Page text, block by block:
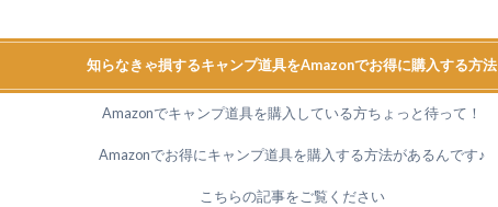
知らなきゃ損するキャンプ道具をAmazonでお得に購入する方法
Amazonでキャンプ道具を購入している方ちょっと待って！
Amazonでお得にキャンプ道具を購入する方法があるんです♪
こちらの記事をご覧ください